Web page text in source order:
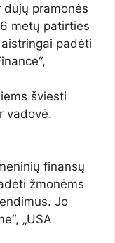
pramonės
metų patirties
padėti
šviesti
vadovė.
finansų
žmonėms
Jo
„USA